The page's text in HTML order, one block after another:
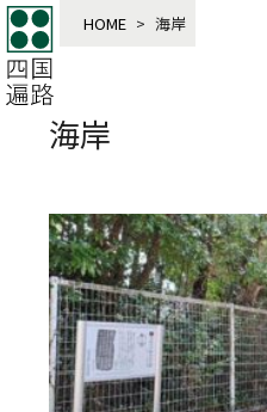
HOME > 海岸
海岸